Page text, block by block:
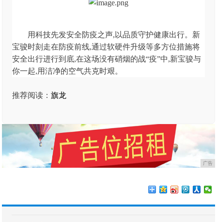
用科技先发安全防疫之声,以品质守护健康出行。新
宝骏时刻走在防疫前线,通过软硬件升级等多方位措施将
安全出行进行到底,在这场没有硝烟的战“疫”中,新宝骏与
你一起,用洁净的空气共克时艰。
推荐阅读：旗龙
广告